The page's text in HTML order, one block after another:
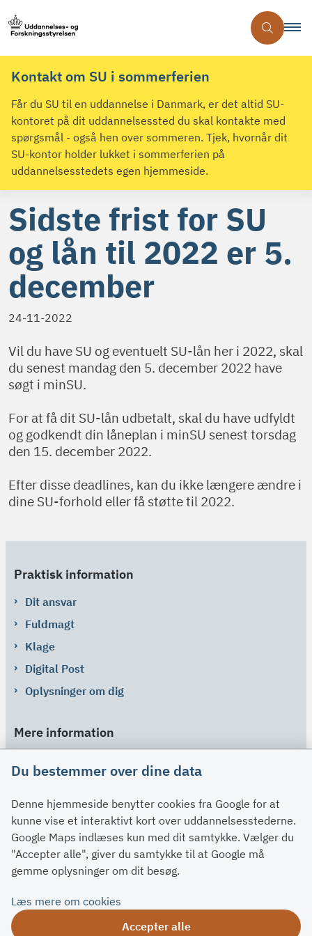
Kontakt om SU i sommerferien
Får du SU til en uddannelse i Danmark, er det altid SU-
kontoret på dit uddannelsessted du skal kontakte med
spørgsmål - også hen over sommeren. Tjek, hvornår dit
SU-kontor holder lukket i sommerferien på
uddannelsesstedets egen hjemmeside.
Sidste frist for SU
og lån til 2022 er 5.
december
24-11-2022
Vil du have SU og eventuelt SU-lån her i 2022, skal
du senest mandag den 5. december 2022 have
søgt i minSU.
For at få dit SU-lån udbetalt, skal du have udfyldt
og godkendt din låneplan i minSU senest torsdag
den 15. december 2022.
Efter disse deadlines, kan du ikke længere ændre i
dine SU-forhold eller få støtte til 2022.
Praktisk information
Dit ansvar
Fuldmagt
Klage
Digital Post
Oplysninger om dig
Mere information
Spørgsmål og svar
Kontakt
Paragraffer
Du bestemmer over dine data
Denne hjemmeside benytter cookies fra Google for at
kunne vise et interaktivt kort over uddannelsesstederne.
Google Maps indlæses kun med dit samtykke. Vælger du
"Accepter alle", giver du samtykke til at Google må
gemme oplysninger om dit besøg.
Læs mere om cookies
Accepter alle